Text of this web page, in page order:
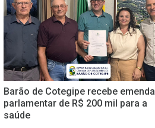
Barão de Cotegipe recebe emenda
parlamentar de R$ 200 mil para a
saúde